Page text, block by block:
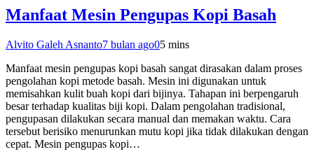
Manfaat Mesin Pengupas Kopi Basah
Alvito Galeh Asnanto7 bulan ago05 mins
Manfaat mesin pengupas kopi basah sangat dirasakan dalam proses
pengolahan kopi metode basah. Mesin ini digunakan untuk
memisahkan kulit buah kopi dari bijinya. Tahapan ini berpengaruh
besar terhadap kualitas biji kopi. Dalam pengolahan tradisional,
pengupasan dilakukan secara manual dan memakan waktu. Cara
tersebut berisiko menurunkan mutu kopi jika tidak dilakukan dengan
cepat. Mesin pengupas kopi…